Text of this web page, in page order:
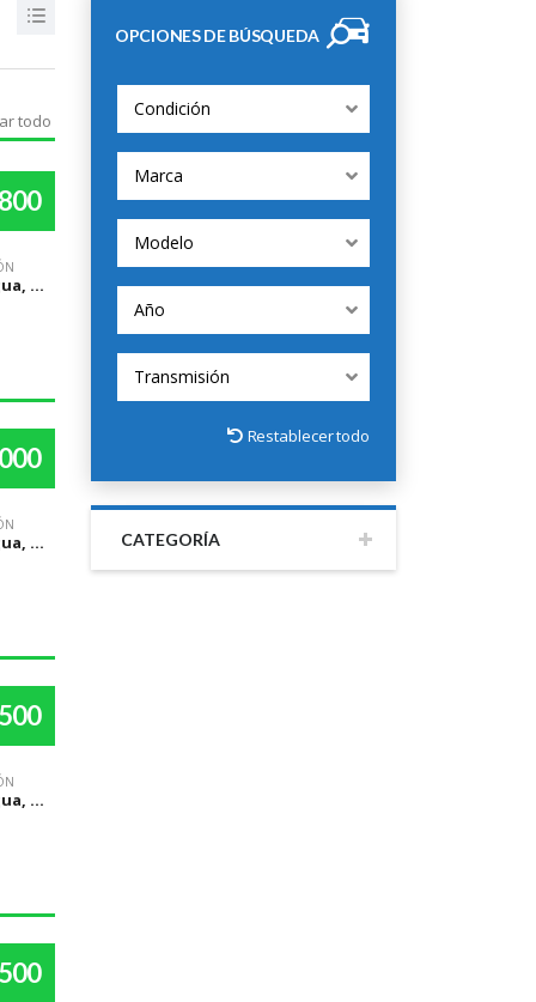
OPCIONES DE BÚSQUEDA
Condición
Marca
Modelo
Año
Transmisión
Restablecer todo
CATEGORÍA
todo
Managua, Managua
Managua, Managua
Managua, Managua